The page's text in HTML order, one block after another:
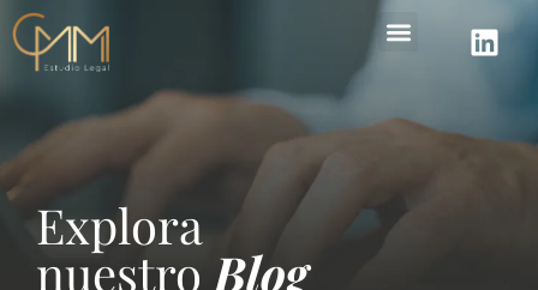
Explora
nuestro Blog